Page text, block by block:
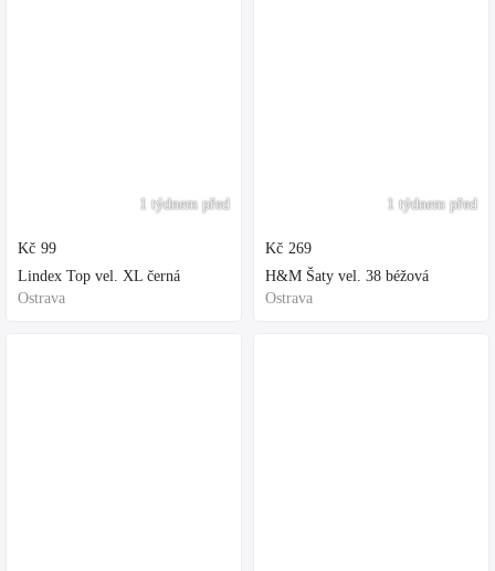
1 týdnem před
Kč 99
Lindex Top vel. XL černá
Ostrava
1 týdnem před
Kč 269
H&M Šaty vel. 38 béžová
Ostrava